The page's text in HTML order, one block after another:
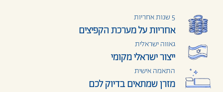
יישובי עוטף עזה יתכן עיכוב של עד 7 ימי עסקים תוספת 223 (ישולם למוביל)
ימי עסקים לא כוללים את יום ההזמנה, שישי, שבת וחגים
120 ₪ לכל פריט לקומה (ישולם למוביל).
5 שנות אחריות
אחריות על מערכת הקפיצים
גאווה ישראלית
ייצור ישראלי מקומי
התאמה אישית
מזרן שמתאים בדיוק לכם